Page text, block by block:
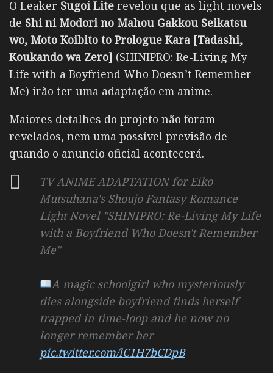
O Leaker Sugoi Lite revelou que as light novels
de Shi ni Modori no Mahou Gakkou Seikatsu
wo, Moto Koibito to Prologue Kara [Tadashi,
Koukando wa Zero] (SHINIPRO: Re-Living My
Life with a Boyfriend Who Doesn’t Remember
Me) irão ter uma adaptação em anime.
Maiores detalhes do projeto não foram
revelados, nem uma possível previsão de
quando o anuncio oficial acontecerá.
TV ANIME ADAPTATION for Eiko
Mutsuhana's Shoujo Fantasy Romance
Light Novel "SHINIPRO: Re-Living My Life
with a Boyfriend Who Doesn't Remember
Me"
A magic schoolgirl who mysteriously
dies alongside boyfriend finds herself
trapped in time-loop and he now no
longer remember her
pic.twitter.com/lC1H7bCDpB